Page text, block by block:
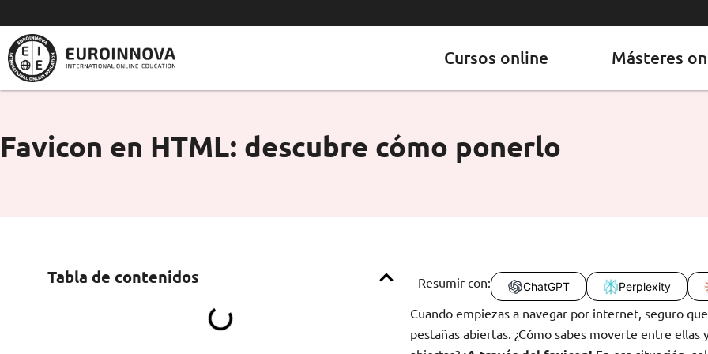
al
contenido
Cursos online Másteres
Favicon en HTML: descubre cómo ponerlo
Tabla de contenidos Resumir con: ChatGPT Perplexity
Cuando empiezas a navegar por internet, seguro
pestañas abiertas. ¿Cómo sabes moverte entre ellas